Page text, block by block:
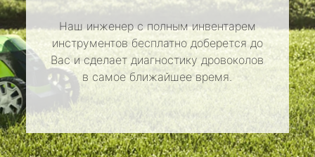
Наш инженер с полным инвентарем
инструментов бесплатно доберется до
Вас и сделает диагностику дровоколов
в самое ближайшее время.